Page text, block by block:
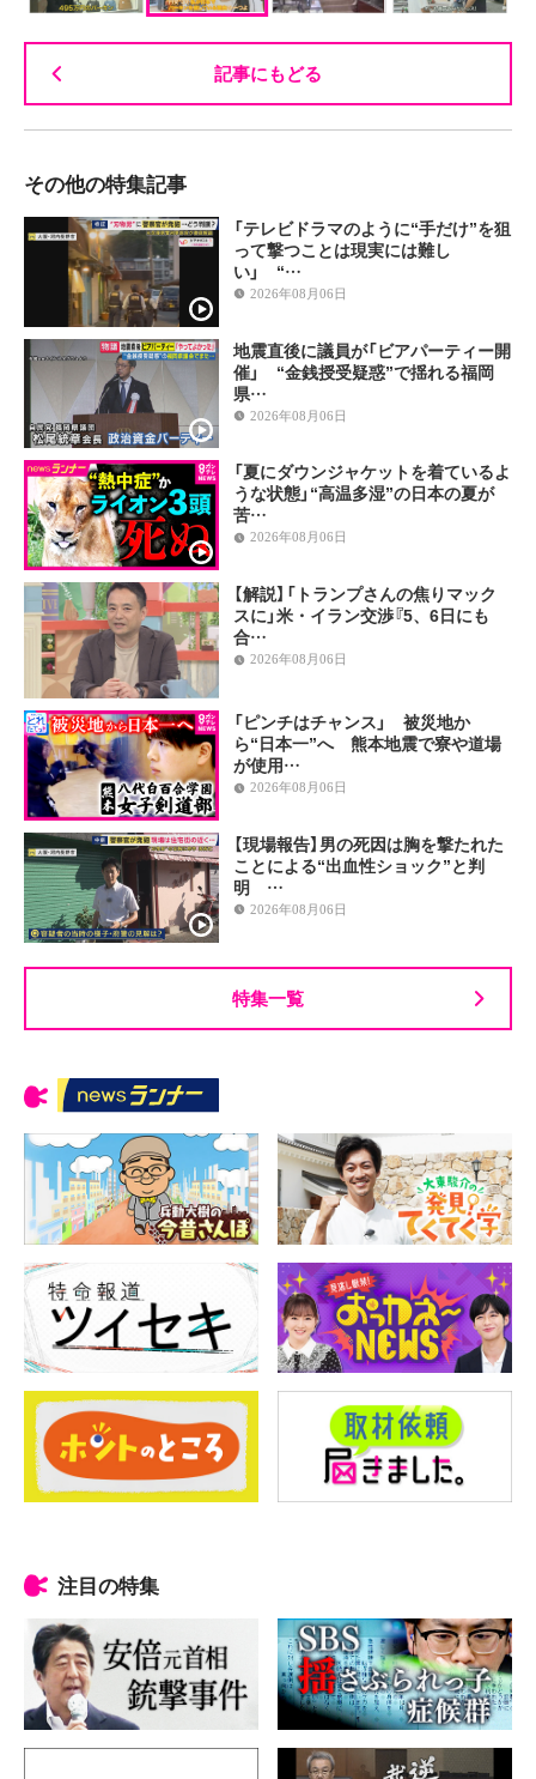
記事にもどる
その他の特集記事
「テレビドラマのように“手だけ”を狙
って撃つことは現実には難し
い」 “…
2026年08月06日
地震直後に議員が「ビアパーティー開
催」 “金銭授受疑惑”で揺れる福岡
県…
2026年08月06日
「夏にダウンジャケットを着ているよ
うな状態」“高温多湿”の日本の夏が
苦…
2026年08月06日
【解説】「トランプさんの焦りマック
スに」米・イラン交渉『5、6日にも
合…
2026年08月06日
「ピンチはチャンス」 被災地か
ら“日本一”へ 熊本地震で寮や道場
が使用…
2026年08月06日
【現場報告】男の死因は胸を撃たれた
ことによる“出血性ショック”と判
明 …
2026年08月06日
特集一覧
注目の特集